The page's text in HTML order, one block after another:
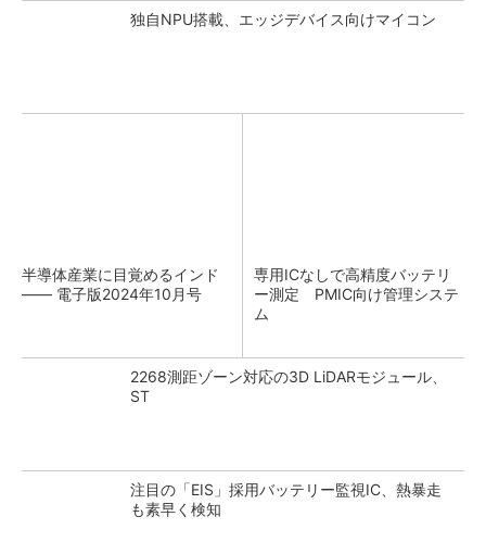
独自NPU搭載、エッジデバイス向けマイコン
半導体産業に目覚めるインド
―― 電子版2024年10月号
専用ICなしで高精度バッテリ
ー測定 PMIC向け管理システ
ム
2268測距ゾーン対応の3D LiDARモジュール、
ST
注目の「EIS」採用バッテリー監視IC、熱暴走
も素早く検知